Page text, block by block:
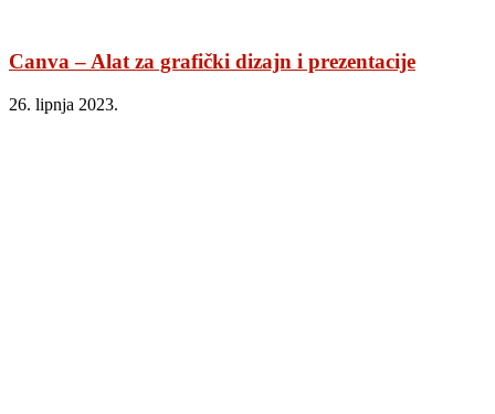
Canva – Alat za grafički dizajn i prezentacije
26. lipnja 2023.